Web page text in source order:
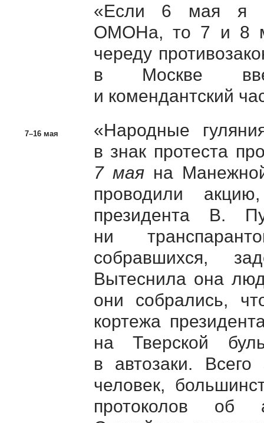
«Если 6 мая я
ОМОНа, то 7 и 8
череду
в Москве
и комендантский
7–16 мая
«Народные
в знак протеста
7 маяна Манежной
проводили
президента В.
ни
собравшихся,
Вытеснила она
они собрались,
кортежа
на Тверской
в автозаки.
человек,
протоколов об